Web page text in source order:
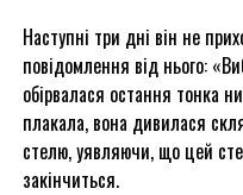
Наступні три дні він не
повідомлення від нього:
обірвалася остання тонка
плакала, вона дивилася
стелю, уявляючи, що цей
закінчиться.